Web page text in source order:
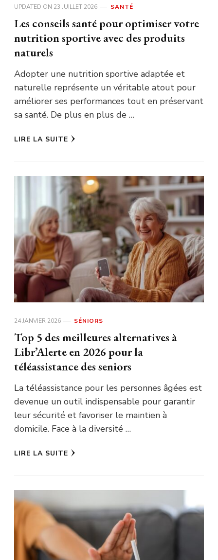
UPDATED ON 23 JUILLET 2026 SANTÉ
Les conseils santé pour optimiser votre
nutrition sportive avec des produits
naturels
Adopter une nutrition sportive adaptée et
naturelle représente un véritable atout pour
améliorer ses performances tout en préservant
sa santé. De plus en plus de …
LIRE LA SUITE
24 JANVIER 2026 SÉNIORS
Top 5 des meilleures alternatives à
Libr’Alerte en 2026 pour la
téléassistance des seniors
La téléassistance pour les personnes âgées est
devenue un outil indispensable pour garantir
leur sécurité et favoriser le maintien à
domicile. Face à la diversité …
LIRE LA SUITE